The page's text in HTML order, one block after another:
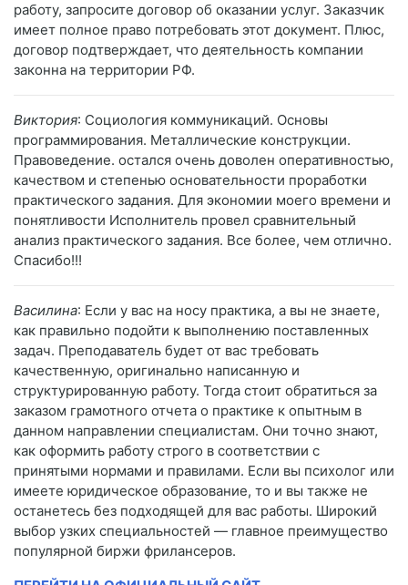
работу, запросите договор об оказании услуг. Заказчик
имеет полное право потребовать этот документ. Плюс,
договор подтверждает, что деятельность компании
законна на территории РФ.
Виктория: Социология коммуникаций. Основы
программирования. Металлические конструкции.
Правоведение. остался очень доволен оперативностью,
качеством и степенью основательности проработки
практического задания. Для экономии моего времени и
понятливости Исполнитель провел сравнительный
анализ практического задания. Все более, чем отлично.
Спасибо!!!
Василина: Если у вас на носу практика, а вы не знаете,
как правильно подойти к выполнению поставленных
задач. Преподаватель будет от вас требовать
качественную, оригинально написанную и
структурированную работу. Тогда стоит обратиться за
заказом грамотного отчета о практике к опытным в
данном направлении специалистам. Они точно знают,
как оформить работу строго в соответствии с
принятыми нормами и правилами. Если вы психолог или
имеете юридическое образование, то и вы также не
останетесь без подходящей для вас работы. Широкий
выбор узких специальностей — главное преимущество
популярной биржи фрилансеров.